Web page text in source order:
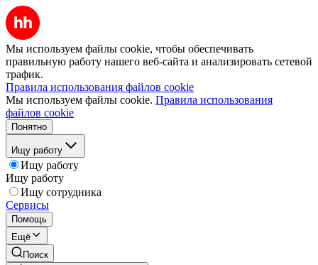
Мы используем файлы cookie, чтобы обеспечивать
правильную работу нашего веб-сайта и анализировать сетевой
трафик.
Правила использования файлов cookie
Мы используем файлы cookie. Правила использования
файлов cookie
Понятно
Ищу работу
Ищу работу
Ищу работу
Ищу сотрудника
Сервисы
Помощь
Ещё
Поиск